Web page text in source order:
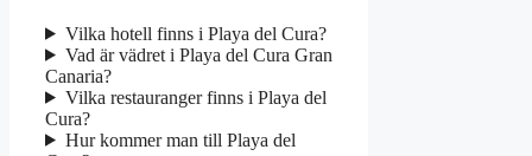
Vilka hotell finns i Playa del Cura?
Vad är vädret i Playa del Cura Gran
Canaria?
Vilka restauranger finns i Playa del
Cura?
Hur kommer man till Playa del